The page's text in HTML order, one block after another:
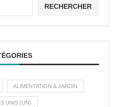
RECHERCHER
ALIMENTATION & JARDIN
UNIS (UN)